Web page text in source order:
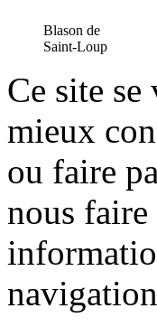
Blason de
Saint-Loup
Ce site
mieux
ou faire
nous faire